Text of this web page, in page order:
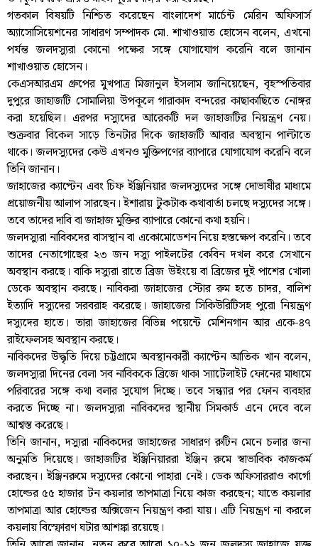
গতকাল বিষয়টি নিশ্চিত করেছেন বাংলাদেশ মার্চেন্ট মেরিন অফিসার্স
অ্যাসোসিয়েশনের সাধারণ সম্পাদক মো. শাখাওয়াত হোসেন বলেন, এখনো
পর্যন্ত জলদস্যুরা কোনো পক্ষের সঙ্গে যোগাযোগ করেনি বলে জানান
শাখাওয়াত হোসেন।
কেএসআরএম গ্রুপের মুখপাত্র মিজানুল ইসলাম জানিয়েছেন, বৃহস্পতিবার
দুপুরে জাহাজটি সোমালিয়া উপকূলে গারাকাদ বন্দরের কাছাকাছিতে নোঙ্গর
করা হয়েছিল। এরপর দস্যুদের আরেকটি দল জাহাজটির নিয়ন্ত্রণ নেয়।
শুক্রবার বিকেল সাড়ে তিনটার দিকে জাহাজটি আবার অবস্থান পাল্টাতে
থাকে। জলদস্যুদের কেউ এখনও মুক্তিপণের ব্যাপারে যোগাযোগ করেনি বলে
তিনি জানান।
জাহাজের ক্যাপ্টেন এবং চিফ ইঞ্জিনিয়ার জলদস্যুদের সঙ্গে দোভাষীর মাধ্যমে
প্রয়োজনীয় আলাপ সারছেন। ইশারায় টুকটাক কথাবার্তা চলছে দস্যুদের সঙ্গে।
তবে তাদের দাবি বা জাহাজ মুক্তির ব্যাপারে কোনো কথা হয়নি।
জলদস্যুরা নাবিকদের বাসস্থান বা একোমোডেশন নিয়ে হস্তক্ষেপ করেনি। তবে
তাদের নেতাগোছের ২৩ জন দস্যু পাইলটের কেবিন দখল করে সেখানে
অবস্থান করছে। বাকি দস্যুরা রাতে ব্রিজ উইংয়ে বা ব্রিজের দুই পাশের খোলা
ডেকে অবস্থান করছে। নাবিকরা জাহাজের স্টোর রুম হতে চাদর, বালিশ
ইত্যাদি দস্যুদের সরবরাহ করেছে। জাহাজের সিকিউরিটিসহ পুরো নিয়ন্ত্রণ
দস্যুদের হাতে। তারা জাহাজের বিভিন্ন পয়েন্টে মেশিনগান আর একে-৪৭
রাইফেলসহ অবস্থান করছে।
নাবিকদের উদ্ধৃতি দিয়ে চট্টগ্রামে অবস্থানকারী ক্যাপ্টেন আতিক খান বলেন,
জলদস্যুরা দিনের বেলা সব নাবিককে ব্রিজে থাকা স্যাটেলাইট ফোনের মাধ্যমে
পরিবারের সঙ্গে কথা বলার সুযোগ দিচ্ছে। তবে সন্ধ্যার পর ফোন ব্যবহার
করতে দিচ্ছে না। জলদস্যুরা নাবিকদের স্থানীয় সিমকার্ড এনে দেবে বলে
আশ্বস্ত করেছে।
তিনি জানান, দস্যুরা নাবিকদের জাহাজের সাধারণ রুটিন মেনে চলার জন্য
অনুমতি দিয়েছে। জাহাজটির ইঞ্জিনিয়াররা ইঞ্জিন রুমে স্বাভাবিক কাজকর্ম
করছেন। ইঞ্জিনরুমে দস্যুদের কোনো পাহারা নেই। ডেক অফিসাররাও কার্গো
হোল্ডের ৫৫ হাজার টন কয়লার তাপমাত্রা নিয়ে কাজ করছেন; যাতে কয়লার
তাপমাত্রা আর হোল্ডের অক্সিজেন নিয়ন্ত্রণ করা যায়। এটি নিয়ন্ত্রণ না করলে
কয়লায় বিস্ফোরণ ঘটার আশঙ্কা রয়েছে।